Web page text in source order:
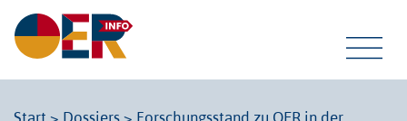
Start > Dossiers > Forschungsstand zu OER in der